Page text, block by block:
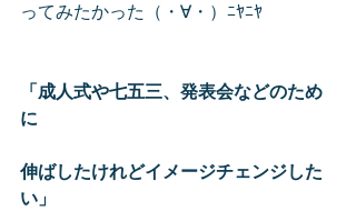
ってみたかった（・∀・）ﾆﾔﾆﾔ
「成人式や七五三、発表会などのため
に
伸ばしたけれどイメージチェンジした
い」